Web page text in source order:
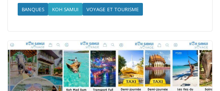
BANQUES KOH SAMUI VOYAGE ET TOURISME